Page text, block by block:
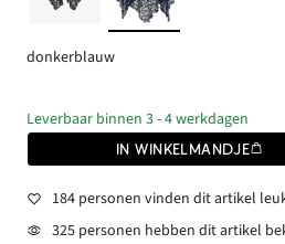
donkerblauw
Leverbaar binnen 3 - 4 werkdagen
IN WINKELMANDJE
184 personen vinden dit artikel
325 personen hebben dit artikel